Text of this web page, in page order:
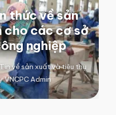
thức về sản
cho các cơ sở
nghiệp
Tin về sản xuất và tiêu thụ
VNCPC Admin